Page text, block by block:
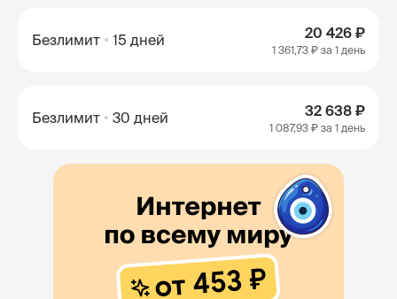
Безлимит 15 дней 20 426 ₽
1 361,73 ₽ за 1 день
Безлимит 30 дней 32 638 ₽
1 087,93 ₽ за 1 день